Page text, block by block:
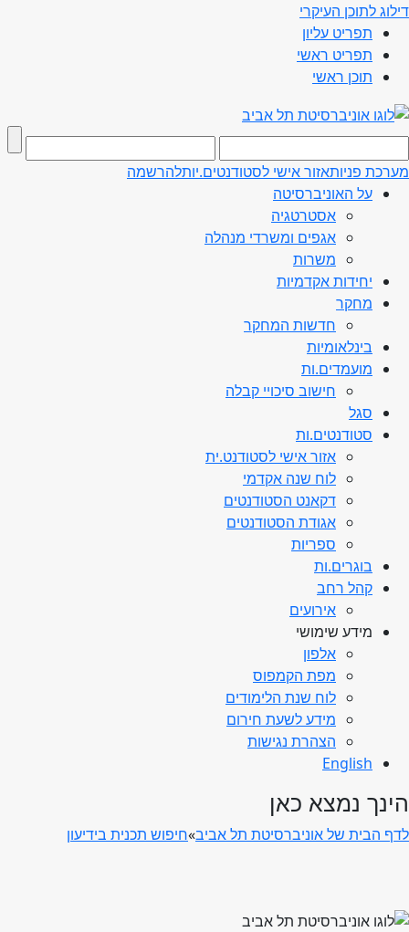
דילוג לתוכן העיקרי
תפריט עליון
תפריט ראשי
תוכן ראשי
מערכת פניותאזור אישי לסטודנטים.יותלהרשמה
על האוניברסיטה
אסטרטגיה
אגפים ומשרדי מנהלה
משרות
יחידות אקדמיות
מחקר
חדשות המחקר
בינלאומיות
מועמדים.ות
חישוב סיכויי קבלה
סגל
סטודנטים.ות
אזור אישי לסטודנט.ית
לוח שנה אקדמי
דקאנט הסטודנטים
אגודת הסטודנטים
ספריות
בוגרים.ות
קהל רחב
אירועים
מידע שימושי
אלפון
מפת הקמפוס
לוח שנת הלימודים
מידע לשעת חירום
הצהרת נגישות
English
הינך נמצא כאן
לדף הבית של אוניברסיטת תל אביב»חיפוש תכנית בידיעון